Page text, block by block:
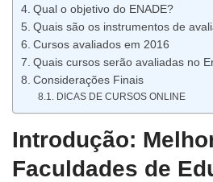
Qual o objetivo do ENADE?
Quais são os instrumentos de
Cursos avaliados em 2016
Quais cursos serão avaliadas no
Considerações Finais
DICAS DE CURSOS ONLINE
Introdução:
Faculdades de